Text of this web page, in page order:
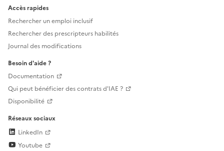
Accès rapides
Rechercher un emploi inclusif
Rechercher des prescripteurs habilités
Journal des modifications
Besoin d'aide ?
Documentation
Qui peut bénéficier des contrats d'IAE ?
Disponibilité
Réseaux sociaux
LinkedIn
Youtube